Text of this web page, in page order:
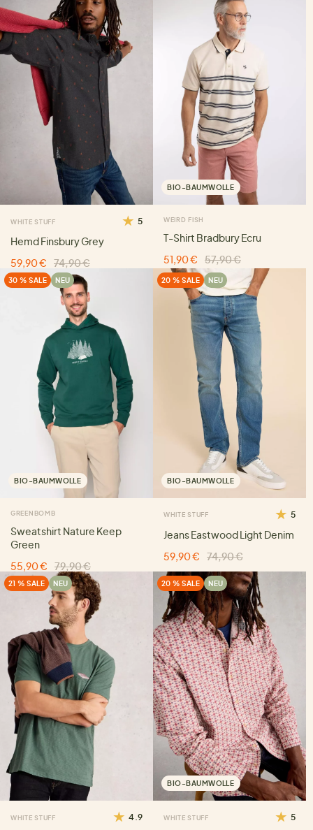
WHITE STUFF 5
Hemd Finsbury Grey
59,90 €
74,90 €
BIO-BAUMWOLLE
WEIRD FISH
T-Shirt Bradbury Ecru
51,90 €
57,90 €
30 % SALE NEU
BIO-BAUMWOLLE
GREENBOMB
Sweatshirt Nature Keep
Green
55,90 €
79,90 €
20 % SALE NEU
BIO-BAUMWOLLE
WHITE STUFF 5
Jeans Eastwood Light Denim
59,90 €
74,90 €
21 % SALE NEU
WHITE STUFF 4.9
20 % SALE NEU
BIO-BAUMWOLLE
WHITE STUFF 5